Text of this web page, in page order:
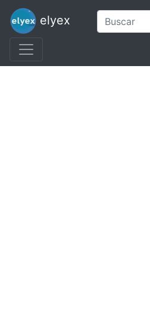
elyex